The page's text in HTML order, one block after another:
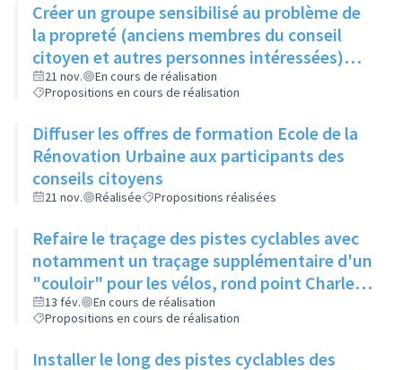
Créer un groupe sensibilisé au problème de
la propreté (anciens membres du conseil
citoyen et autres personnes intéressées)
qui, une fois par trimestre, ferait remonter
les informations au service concerné
21 nov.
En cours de réalisation
Propositions en cours de réalisation
Diffuser les offres de formation Ecole de la
Rénovation Urbaine aux participants des
conseils citoyens
21 nov. Réalisée Propositions réalisées
Refaire le traçage des pistes cyclables avec
notamment un traçage supplémentaire d'un
"couloir" pour les vélos, rond point Charles
de Gaulle, pour relier 2 pistes existantes
13 fév.
En cours de réalisation
Propositions en cours de réalisation
Installer le long des pistes cyclables des